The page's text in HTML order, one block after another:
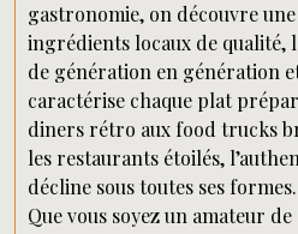
gastronomie, on découvre
ingrédients locaux de qualité,
de génération en génération
caractérise chaque plat
diners rétro aux food trucks
les restaurants étoilés,
décline sous toutes ses formes.
Que vous soyez un amateur